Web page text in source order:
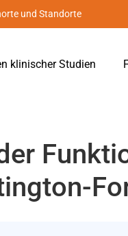
und Standorte
klinischer Studien